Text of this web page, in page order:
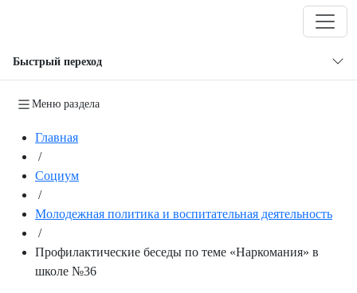
Быстрый переход
Меню раздела
Главная
/
Социум
/
Молодежная политика и воспитательная деятельность
/
Профилактические беседы по теме «Наркомания» в
школе №36